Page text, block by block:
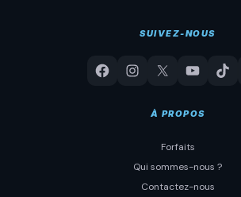
SUIVEZ-NOUS
À PROPOS
Forfaits
Qui sommes-nous ?
Contactez-nous